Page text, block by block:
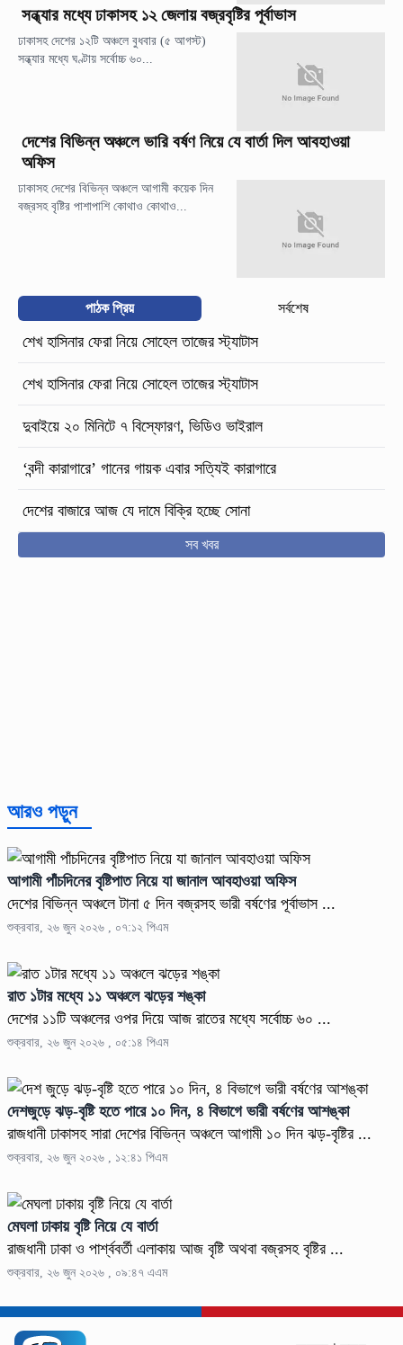
সন্ধ্যার মধ্যে ঢাকাসহ ১২ জেলায় বজ্রবৃষ্টির পূর্বাভাস
ঢাকাসহ দেশের ১২টি অঞ্চলে বুধবার (৫ আগস্ট)
সন্ধ্যার মধ্যে ঘণ্টায় সর্বোচ্চ ৬০...
দেশের বিভিন্ন অঞ্চলে ভারি বর্ষণ নিয়ে যে বার্তা দিল আবহাওয়া
অফিস
ঢাকাসহ দেশের বিভিন্ন অঞ্চলে আগামী কয়েক দিন
বজ্রসহ বৃষ্টির পাশাপাশি কোথাও কোথাও...
পাঠক প্রিয় সর্বশেষ
শেখ হাসিনার ফেরা নিয়ে সোহেল তাজের স্ট্যাটাস
শেখ হাসিনার ফেরা নিয়ে সোহেল তাজের স্ট্যাটাস
দুবাইয়ে ২০ মিনিটে ৭ বিস্ফোরণ, ভিডিও ভাইরাল
‘বন্দী কারাগারে’ গানের গায়ক এবার সত্যিই কারাগারে
দেশের বাজারে আজ যে দামে বিক্রি হচ্ছে সোনা
সব খবর
আরও পড়ুন
আগামী পাঁচদিনের বৃষ্টিপাত নিয়ে যা জানাল আবহাওয়া অফিস
দেশের বিভিন্ন অঞ্চলে টানা ৫ দিন বজ্রসহ ভারী বর্ষণের পূর্বাভাস ...
শুক্রবার, ২৬ জুন ২০২৬ , ০৭:১২ পিএম
রাত ১টার মধ্যে ১১ অঞ্চলে ঝড়ের শঙ্কা
দেশের ১১টি অঞ্চলের ওপর দিয়ে আজ রাতের মধ্যে সর্বোচ্চ ৬০ ...
শুক্রবার, ২৬ জুন ২০২৬ , ০৫:১৪ পিএম
দেশজুড়ে ঝড়-বৃষ্টি হতে পারে ১০ দিন, ৪ বিভাগে ভারী বর্ষণের আশঙ্কা
রাজধানী ঢাকাসহ সারা দেশের বিভিন্ন অঞ্চলে আগামী ১০ দিন ঝড়-বৃষ্টির ...
শুক্রবার, ২৬ জুন ২০২৬ , ১২:৪১ পিএম
মেঘলা ঢাকায় বৃষ্টি নিয়ে যে বার্তা
রাজধানী ঢাকা ও পার্শ্ববর্তী এলাকায় আজ বৃষ্টি অথবা বজ্রসহ বৃষ্টির ...
শুক্রবার, ২৬ জুন ২০২৬ , ০৯:৪৭ এএম